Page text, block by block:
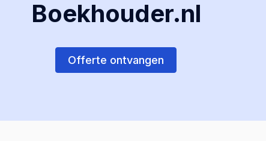
Boekhouder.nl
Offerte ontvangen